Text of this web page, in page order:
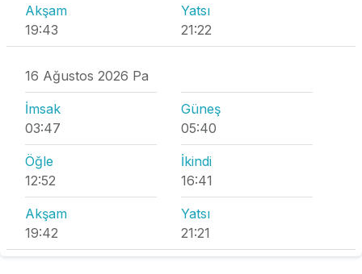
Akşam
19:43
Yatsı
21:22
16 Ağustos 2026 Pa
İmsak
03:47
Güneş
05:40
Öğle
12:52
İkindi
16:41
Akşam
19:42
Yatsı
21:21